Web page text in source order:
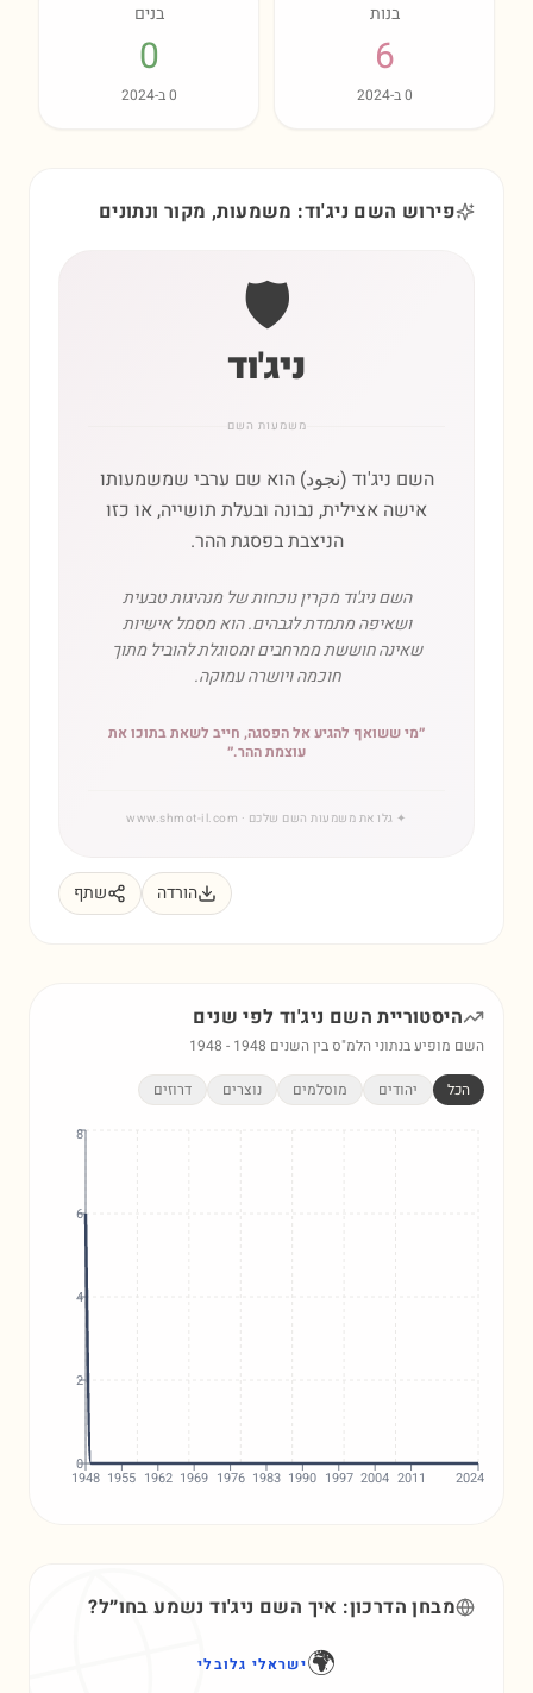
בנות
6
0ב-2024
בנים
0
0ב-2024
פירוש השם ניג'וד: משמעות, מקור ונתונים
🛡️
ניג'וד
משמעות השם
השם ניג'וד (نجود) הוא שם ערבי שמשמעותו
אישה אצילית, נבונה ובעלת תושייה, או כזו
הניצבת בפסגת ההר.
השם ניג'וד מקרין נוכחות של מנהיגות טבעית
ושאיפה מתמדת לגבהים. הוא מסמל אישיות
שאינה חוששת ממרחבים ומסוגלת להוביל מתוך
חוכמה ויושרה עמוקה.
״מי ששואף להגיע אל הפסגה, חייב לשאת בתוכו את
עוצמת ההר.״
✦ גלו את משמעות השם שלכם · www.shmot-il.com
הורדה שתף
היסטוריית השם ניג'וד לפי שנים
השם מופיע בנתוני הלמ"ס בין השנים 1948 - 1948
הכל יהודים מוסלמים נוצרים דרוזים
1948 1955 1962 1969 1976 1983 1990 1997 2004 2011 2024
0
2
4
6
8
מבחן הדרכון: איך השם ניג'ודנשמע בחו״ל?
🌍ישראלי גלובלי